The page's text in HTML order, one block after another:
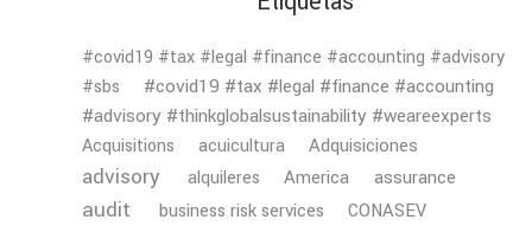
#covid19 #tax #legal #finance #accounting #advisory
#sbs
#covid19 #tax #legal #finance #accounting
#advisory #thinkglobalsustainability #weareexperts
Acquisitions acuicultura Adquisiciones
advisory alquileres America assurance
audit business risk services
CONASEV